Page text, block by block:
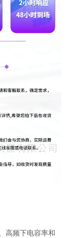
高频下电容率和